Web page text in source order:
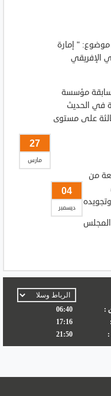
موضوع: " إمارة
الإفريقي
مؤسسة
في الحديث
على مستوى
27
مارس
من
04
ديسمبر
المجلس